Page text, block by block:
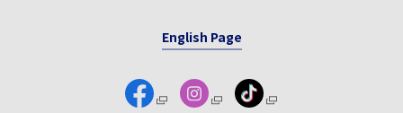
English Page